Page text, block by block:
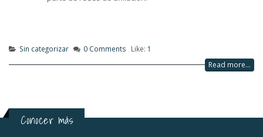
Sin categorizar 0 Comments Like:1
Read more...
Conocer más